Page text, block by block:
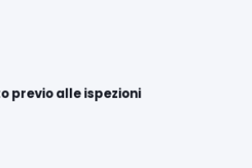
previo alle ispezioni